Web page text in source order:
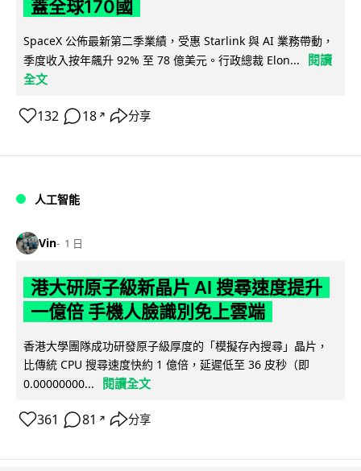
蓋全球170國
SpaceX 公佈最新第二季業績，受惠 Starlink 與 AI 業務帶動，
季度收入按年飆升 92% 至 78 億美元。行政總裁 Elon...
閱讀
全文
132 18 ↗ 分享
人工智能
Vin 1 日
港大研原子級新晶片 AI 搜尋速度提升
一億倍 手機人臉識別免上雲端
香港大學團隊成功研發原子級厚度的「模擬存內搜尋」晶片，
比傳統 CPU 搜尋速度快約 1 億倍，延遲低至 36 皮秒（即
0.00000000...
閱讀全文
361 81 ↗ 分享